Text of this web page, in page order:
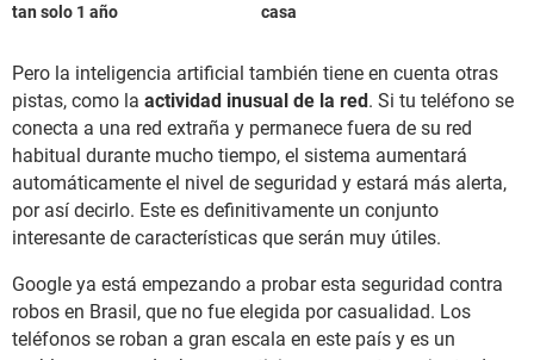
tan solo 1 año
casa
Pero la inteligencia artificial también tiene en cuenta otras
pistas, como la actividad inusual de la red. Si tu teléfono se
conecta a una red extraña y permanece fuera de su red
habitual durante mucho tiempo, el sistema aumentará
automáticamente el nivel de seguridad y estará más alerta,
por así decirlo. Este es definitivamente un conjunto
interesante de características que serán muy útiles.
Google ya está empezando a probar esta seguridad contra
robos en Brasil, que no fue elegida por casualidad. Los
teléfonos se roban a gran escala en este país y es un